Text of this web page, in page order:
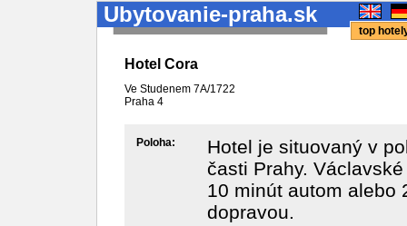
Ubytovanie-praha.sk
top
Hotel Cora
Ve Studenem 7A/1722
Praha 4
Poloha:
Hotel je situovaný v
časti Prahy.
10 minút autom alebo
dopravou.